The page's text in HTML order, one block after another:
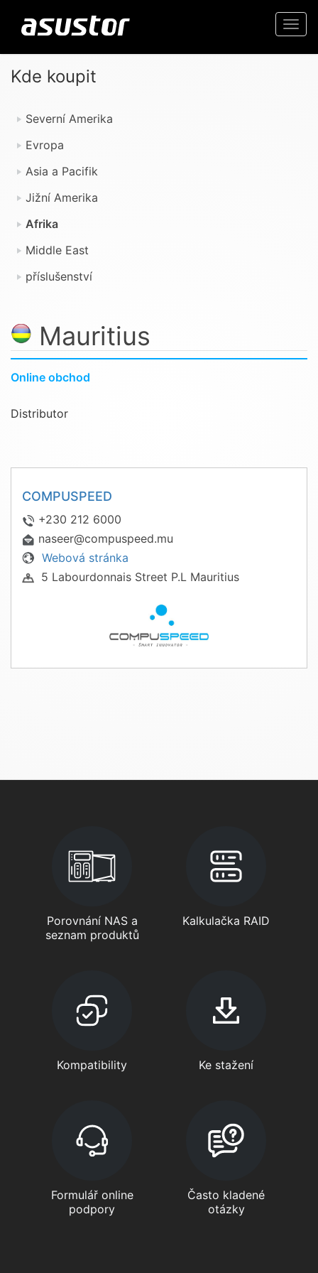
Kde koupit
Severní Amerika
Evropa
Asia a Pacifik
Jižní Amerika
Afrika
Middle East
příslušenství
Mauritius
Online obchod
Distributor
COMPUSPEED
+230 212 6000
naseer@compuspeed.mu
Webová stránka
5 Labourdonnais Street P.L Mauritius
Porovnání NAS a
seznam produktů
Kalkulačka RAID
Kompatibility Ke stažení
Formulář online
podpory
Často kladené
otázky